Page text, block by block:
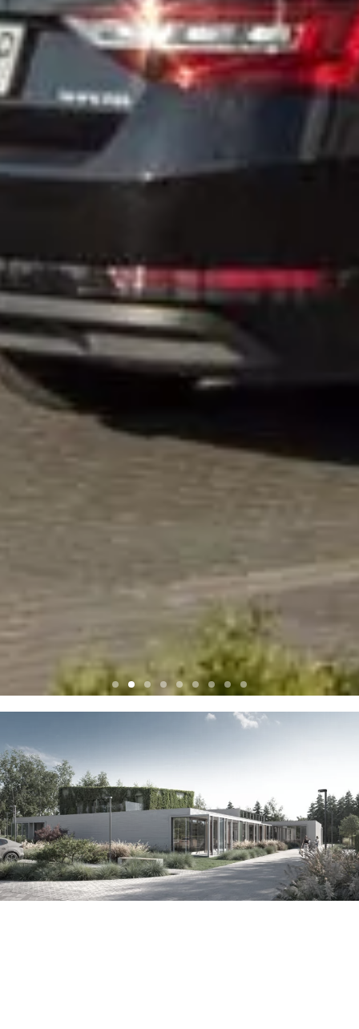
przedszkole w nowej woli